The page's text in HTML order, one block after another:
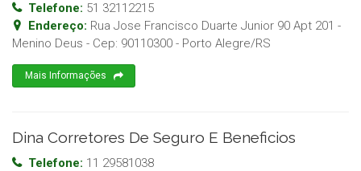
Telefone: 51 32112215
Endereço: Rua Jose Francisco Duarte Junior 90 Apt 201 -
Menino Deus - Cep: 90110300 - Porto Alegre/RS
Mais Informações
Dina Corretores De Seguro E Beneficios
Telefone: 11 29581038